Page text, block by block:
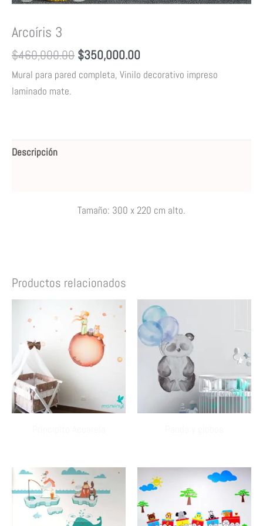
Arcoíris 3
$460,000.00 $350,000.00
Mural para pared completa, Vinilo decorativo impreso
laminado mate.
Descripción
Tamaño: 300 x 220 cm alto.
Productos relacionados